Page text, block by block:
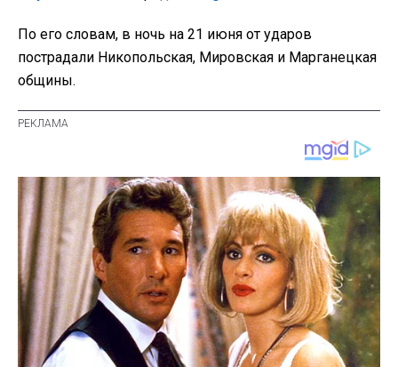
По его словам, в ночь на 21 июня от ударов
пострадали Никопольская, Мировская и Марганецкая
общины.